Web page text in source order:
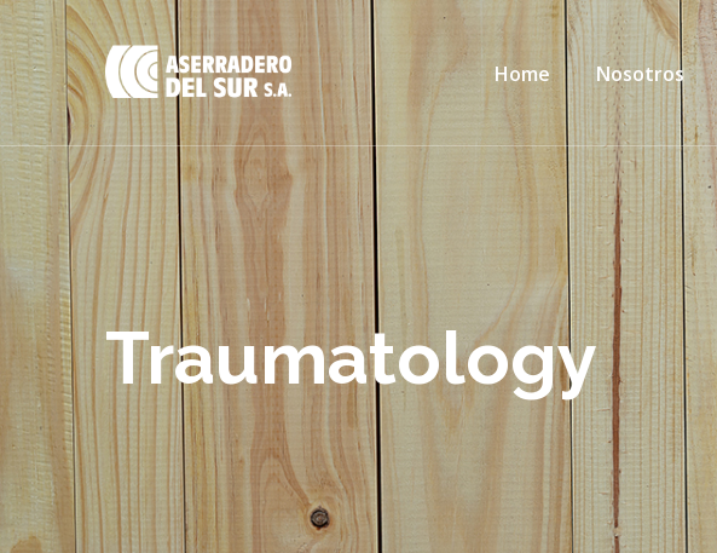
Home Nosotros
Traumatology